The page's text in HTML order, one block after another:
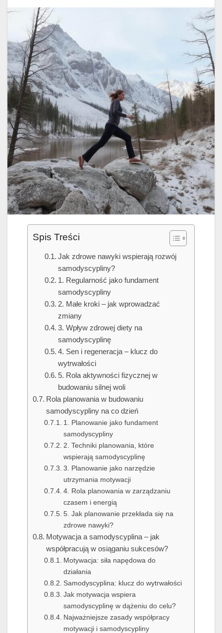
Spis Treści
Jak zdrowe nawyki wspierają rozwój
samodyscypliny?
1. Regularność jako fundament
samodyscypliny
2. Małe kroki – jak wprowadzać
zmiany
3. Wpływ zdrowej diety na
samodyscyplinę
4. Sen i regeneracja – klucz do
wytrwałości
5. Rola aktywności fizycznej w
budowaniu silnej woli
Rola planowania w budowaniu
samodyscypliny na co dzień
1. Planowanie jako fundament
samodyscypliny
2. Techniki planowania, które
wspierają samodyscyplinę
3. Planowanie jako narzędzie
utrzymania motywacji
4. Rola planowania w zarządzaniu
czasem i energią
5. Jak planowanie przekłada się na
zdrowe nawyki?
Motywacja a samodyscyplina – jak
współpracują w osiąganiu sukcesów?
Motywacja: siła napędowa do
działania
Samodyscyplina: klucz do wytrwałości
Jak motywacja wspiera
samodyscyplinę w dążeniu do celu?
Najważniejsze zasady współpracy
motywacji i samodyscypliny